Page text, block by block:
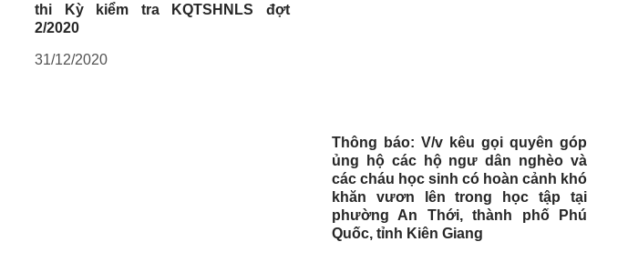
thi Kỳ kiểm tra KQTSHNLS đợt
2/2020
31/12/2020
Thông báo: V/v kêu gọi quyên góp
ủng hộ các hộ ngư dân nghèo và
các cháu học sinh có hoàn cảnh khó
khăn vươn lên trong học tập tại
phường An Thới, thành phố Phú
Quốc, tỉnh Kiên Giang